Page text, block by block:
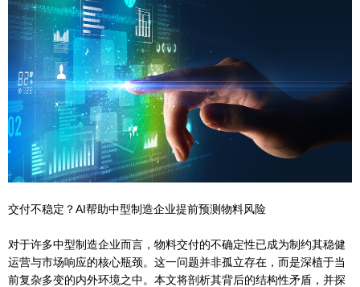
交付不稳定？AI帮助中型制造企业提前预测物料风险
对于许多中型制造企业而言，物料交付的不确定性已成为制约其稳健
运营与市场响应的核心瓶颈。这一问题并非孤立存在，而是深植于当
前复杂多变的内外环境之中。本文将剖析其背后的结构性矛盾，并探